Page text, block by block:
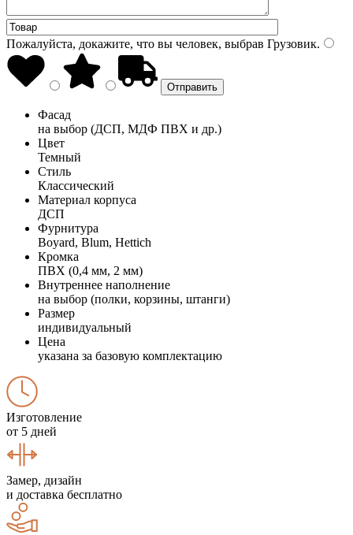
Пожалуйста, докажите, что вы человек, выбрав Грузовик.
Фасад
на выбор (ДСП, МДФ ПВХ и др.)
Цвет
Темный
Стиль
Классический
Материал корпуса
ДСП
Фурнитура
Boyard, Blum, Hettich
Кромка
ПВХ (0,4 мм, 2 мм)
Внутреннее наполнение
на выбор (полки, корзины, штанги)
Размер
индивидуальный
Цена
указана за базовую комплектацию
Изготовление
от 5 дней
Замер, дизайн
и доставка бесплатно